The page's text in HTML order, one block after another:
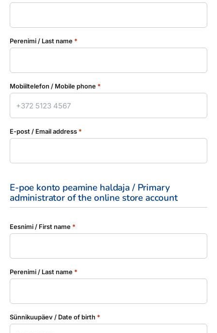
Perenimi / Last name *
Mobiiltelefon / Mobile phone *
E-post / Email address *
E-poe konto peamine haldaja / Primary
administrator of the online store account
Eesnimi / First name *
Perenimi / Last name *
Sünnikuupäev / Date of birth *